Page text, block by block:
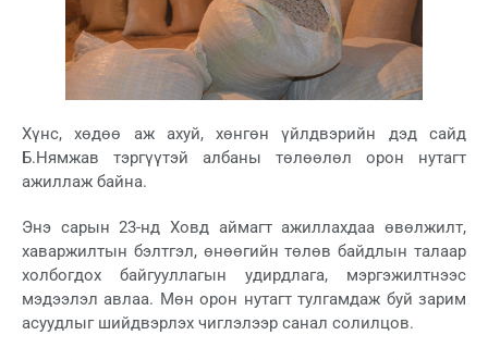
Хүнс, хөдөө аж ахуй, хөнгөн үйлдвэрийн дэд сайд
Б.Нямжав тэргүүтэй албаны төлөөлөл орон нутагт
ажиллаж байна.
Энэ сарын 23-нд Ховд аймагт ажиллахдаа өвөлжилт,
хаваржилтын бэлтгэл, өнөөгийн төлөв байдлын талаар
холбогдох байгууллагын удирдлага, мэргэжилтнээс
мэдээлэл авлаа. Мөн орон нутагт тулгамдаж буй зарим
асуудлыг шийдвэрлэх чиглэлээр санал солилцов.